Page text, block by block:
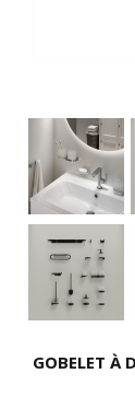
GOBELET À